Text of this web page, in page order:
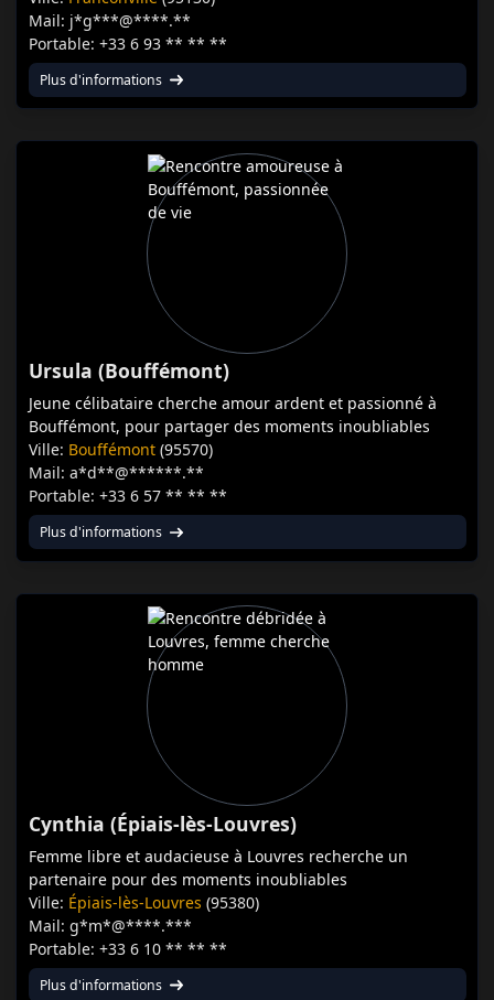
Mail: j*g***@****.**
Portable: +33 6 93 ** ** **
Plus d'informations
Ursula (Bouffémont)
Jeune célibataire cherche amour ardent et passionné à
Bouffémont, pour partager des moments inoubliables
Ville: Bouffémont (95570)
Mail: a*d**@******.**
Portable: +33 6 57 ** ** **
Plus d'informations
Cynthia (Épiais-lès-Louvres)
Femme libre et audacieuse à Louvres recherche un
partenaire pour des moments inoubliables
Ville: Épiais-lès-Louvres (95380)
Mail: g*m*@****.***
Portable: +33 6 10 ** ** **
Plus d'informations